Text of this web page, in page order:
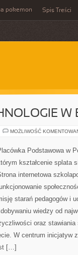
pokemon Spis Treści
W
MOŻLIWOŚĆ
Podstawowa w
kształcenie splata
internetowa
starań pedagogów i
wiedzy od
oraz stawiania
W centrum inicjatyw
[…]